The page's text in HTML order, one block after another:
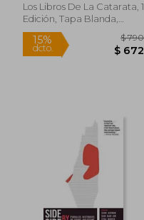
Los Libros De La Catarata, 1
Edición, Tapa Blanda,
Nuevo